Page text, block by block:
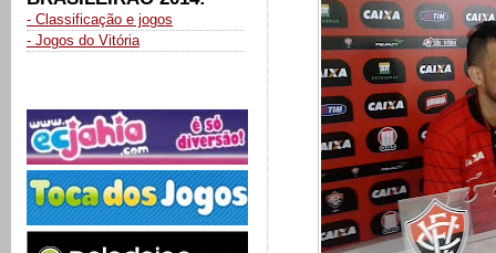
- Classificação e jogos
- Jogos do Vitória